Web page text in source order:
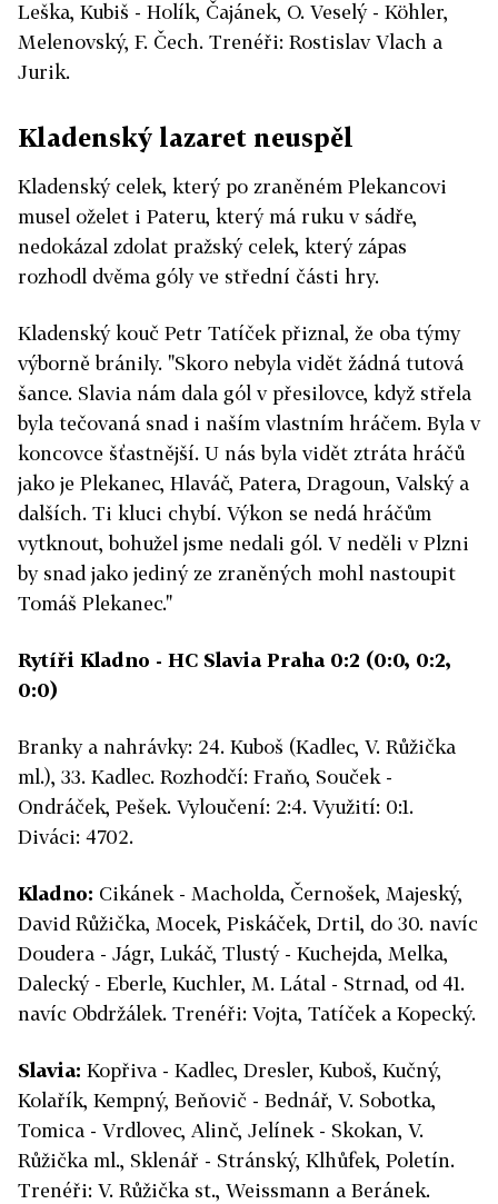
Leška, Kubiš - Holík, Čajánek, O. Veselý - Köhler,
Melenovský, F. Čech. Trenéři: Rostislav Vlach a
Jurik.
Kladenský lazaret neuspěl
Kladenský celek, který po zraněném Plekancovi
musel oželet i Pateru, který má ruku v sádře,
nedokázal zdolat pražský celek, který zápas
rozhodl dvěma góly ve střední části hry.
Kladenský kouč Petr Tatíček přiznal, že oba týmy
výborně bránily. "Skoro nebyla vidět žádná tutová
šance. Slavia nám dala gól v přesilovce, když střela
byla tečovaná snad i naším vlastním hráčem. Byla v
koncovce šťastnější. U nás byla vidět ztráta hráčů
jako je Plekanec, Hlaváč, Patera, Dragoun, Valský a
dalších. Ti kluci chybí. Výkon se nedá hráčům
vytknout, bohužel jsme nedali gól. V neděli v Plzni
by snad jako jediný ze zraněných mohl nastoupit
Tomáš Plekanec."
Rytíři Kladno - HC Slavia Praha 0:2 (0:0, 0:2,
0:0)
Branky a nahrávky: 24. Kuboš (Kadlec, V. Růžička
ml.), 33. Kadlec. Rozhodčí: Fraňo, Souček -
Ondráček, Pešek. Vyloučení: 2:4. Využití: 0:1.
Diváci: 4702.
Kladno: Cikánek - Macholda, Černošek, Majeský,
David Růžička, Mocek, Piskáček, Drtil, do 30. navíc
Doudera - Jágr, Lukáč, Tlustý - Kuchejda, Melka,
Dalecký - Eberle, Kuchler, M. Látal - Strnad, od 41.
navíc Obdržálek. Trenéři: Vojta, Tatíček a Kopecký.
Slavia: Kopřiva - Kadlec, Dresler, Kuboš, Kučný,
Kolařík, Kempný, Beňovič - Bednář, V. Sobotka,
Tomica - Vrdlovec, Alinč, Jelínek - Skokan, V.
Růžička ml., Sklenář - Stránský, Klhůfek, Poletín.
Trenéři: V. Růžička st., Weissmann a Beránek.